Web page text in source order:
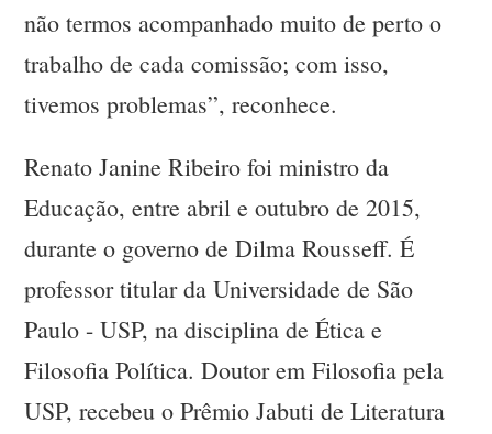
não termos acompanhado muito de perto o
trabalho de cada comissão; com isso,
tivemos problemas”, reconhece.
Renato Janine Ribeiro foi ministro da
Educação, entre abril e outubro de 2015,
durante o governo de Dilma Rousseff. É
professor titular da Universidade de São
Paulo - USP, na disciplina de Ética e
Filosofia Política. Doutor em Filosofia pela
USP, recebeu o Prêmio Jabuti de Literatura